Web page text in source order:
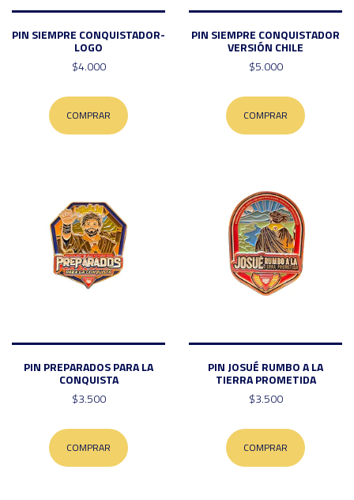
PIN SIEMPRE CONQUISTADOR-
LOGO
$4.000
COMPRAR
PIN SIEMPRE CONQUISTADOR
VERSIÓN CHILE
$5.000
COMPRAR
PIN PREPARADOS PARA LA
CONQUISTA
$3.500
COMPRAR
PIN JOSUÉ RUMBO A LA
TIERRA PROMETIDA
$3.500
COMPRAR